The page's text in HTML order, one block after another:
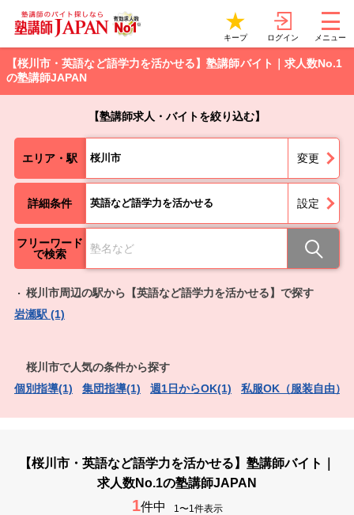
キープ ログイン メニュー
【桜川市・英語など語学力を活かせる】塾講師バイト｜求人数No.1
の塾講師JAPAN
【塾講師求人・バイトを絞り込む】
エリア・駅 桜川市 変更
詳細条件 英語など語学力を活かせる 設定
フリーワード
で検索
桜川市周辺の駅から【英語など語学力を活かせる】で探す
岩瀬駅 (1)
桜川市で人気の条件から探す
個別指導(1)
集団指導(1) 週1日からOK(1) 私服OK（服装自由）
【桜川市・英語など語学力を活かせる】塾講師バイト｜
求人数No.1の塾講師JAPAN
1件中 1〜1件表示